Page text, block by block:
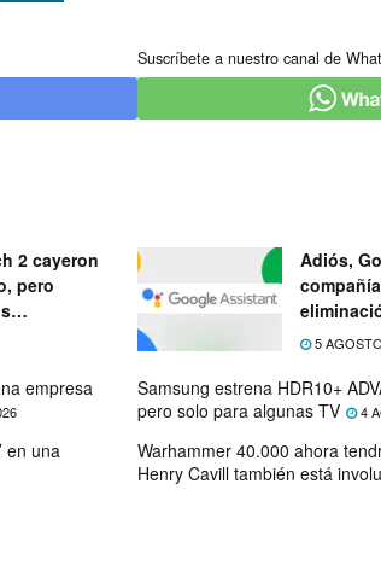
Suscríbete a nuestro canal de
2 cayeron
pero
Adiós,
próximo
5
empresa
Samsung estrena HDR10+
pero solo para algunas TV
4
en una
Warhammer 40.000 ahora
Henry Cavill también está